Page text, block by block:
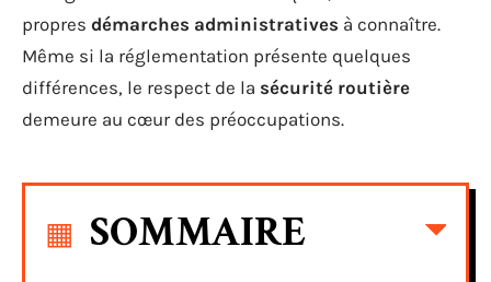
propres démarches administratives à connaître.
Même si la réglementation présente quelques
différences, le respect de la sécurité routière
demeure au cœur des préoccupations.
SOMMAIRE